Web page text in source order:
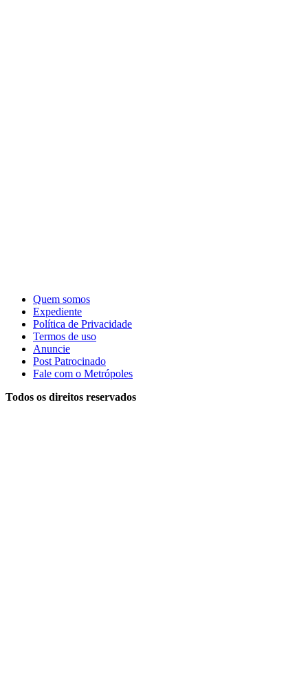
Quem somos
Expediente
Política de Privacidade
Termos de uso
Anuncie
Post Patrocinado
Fale com o Metrópoles
Todos os direitos reservados